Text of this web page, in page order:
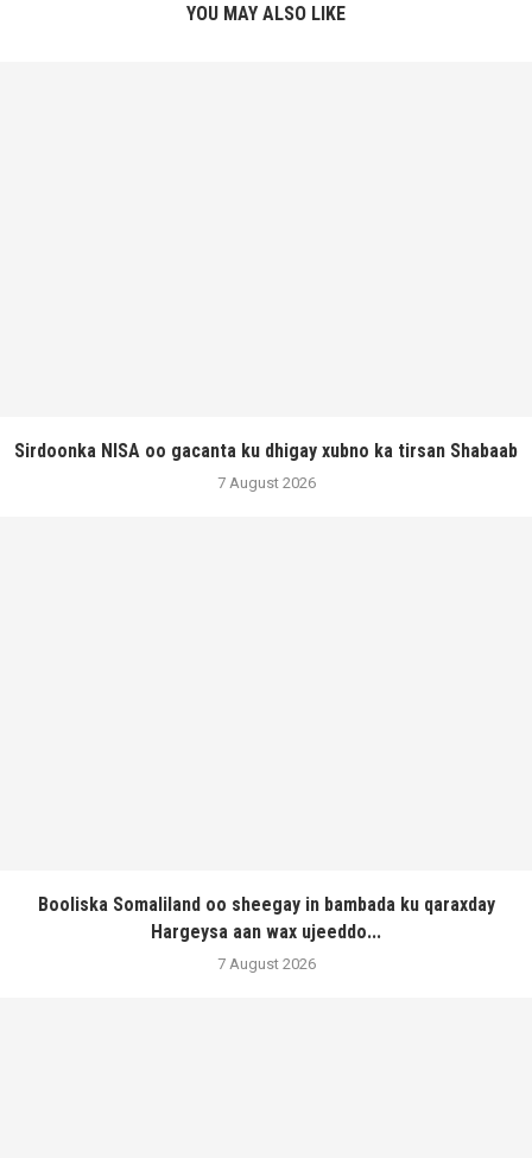
YOU MAY ALSO LIKE
Sirdoonka NISA oo gacanta ku dhigay xubno ka tirsan Shabaab
7 August 2026
Booliska Somaliland oo sheegay in bambada ku qaraxday
Hargeysa aan wax ujeeddo...
7 August 2026